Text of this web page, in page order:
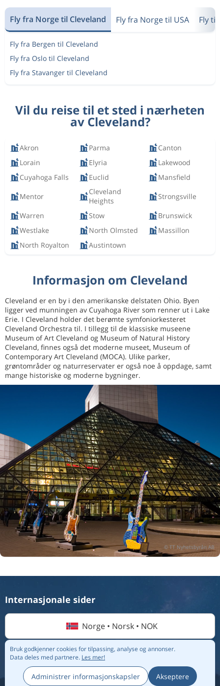
Fly fra Norge til Cleveland Fly fra Norge til USA Fly
Fly fra Bergen til Cleveland
Fly fra Oslo til Cleveland
Fly fra Stavanger til Cleveland
Vil du reise til et sted i nærheten
av Cleveland?
Akron Parma
Canton
Lorain
Elyria
Lakewood
Cuyahoga Falls
Euclid Mansfield
Mentor
Cleveland
Heights
Strongsville
Warren Stow
Brunswick
Westlake
North Olmsted
Massillon
North Royalton
Austintown
Informasjon om Cleveland
Cleveland er en by i den amerikanske delstaten Ohio. Byen
ligger ved munningen av Cuyahoga River som renner ut i Lake
Erie. I Cleveland holder det berømte symfoniorkesteret
Cleveland Orchestra til. I tillegg til de klassiske museene
Museum of Art Cleveland og Museum of Natural History
Cleveland, finnes også det moderne museet, Museum of
Contemporary Art Cleveland (MOCA). Ulike parker,
grøntområder og naturreservater er også noe å oppdage, samt
mange historiske og moderne bygninger.
Bruk godkjenner cookies for tilpassing, analyse og annonser.
Data deles med partnere. Les mer!
Administrer informasjonskapsler Akseptere
Internasjonale sider
Norge • Norsk • NOK
© 2026 Flightmate AB |Destinasjoner
Om oss
Personvernregler